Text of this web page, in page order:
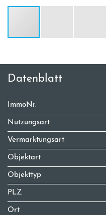
Datenblatt
ImmoNr.
Nutzungsart
Vermarktungsart
Objektart
Objekttyp
PLZ
Ort